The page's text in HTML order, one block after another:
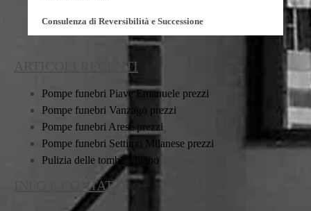
Consulenza di Reversibilità e Successione
ARTICOLI RECENTI
Pompe funebri Piave Emanuele prezzi
Pompe funebri Vanzago prezzi
Pompe funebri Arese prezzi
Pompe funebri Settimo Milanese prezzi
Pulizia delle tombe Milano
INFO E CONTATTI